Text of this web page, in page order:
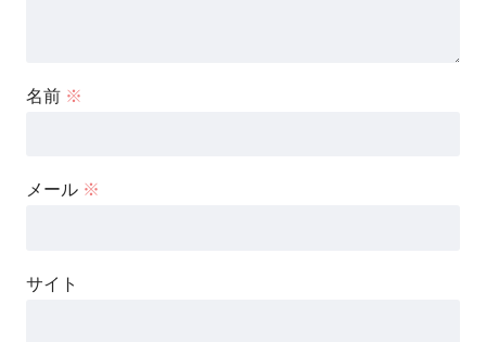
名前 ※
メール ※
サイト